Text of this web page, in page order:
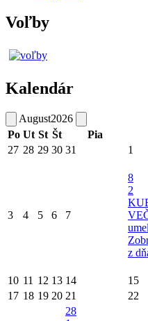
Voľby
Kalendár
August2026
Po Ut St Št Pia
27 28 29 30 31 1
3 4 5 6 7
8
2
z
10 11 12 13 14 15
17 18 19 20 21 22
28